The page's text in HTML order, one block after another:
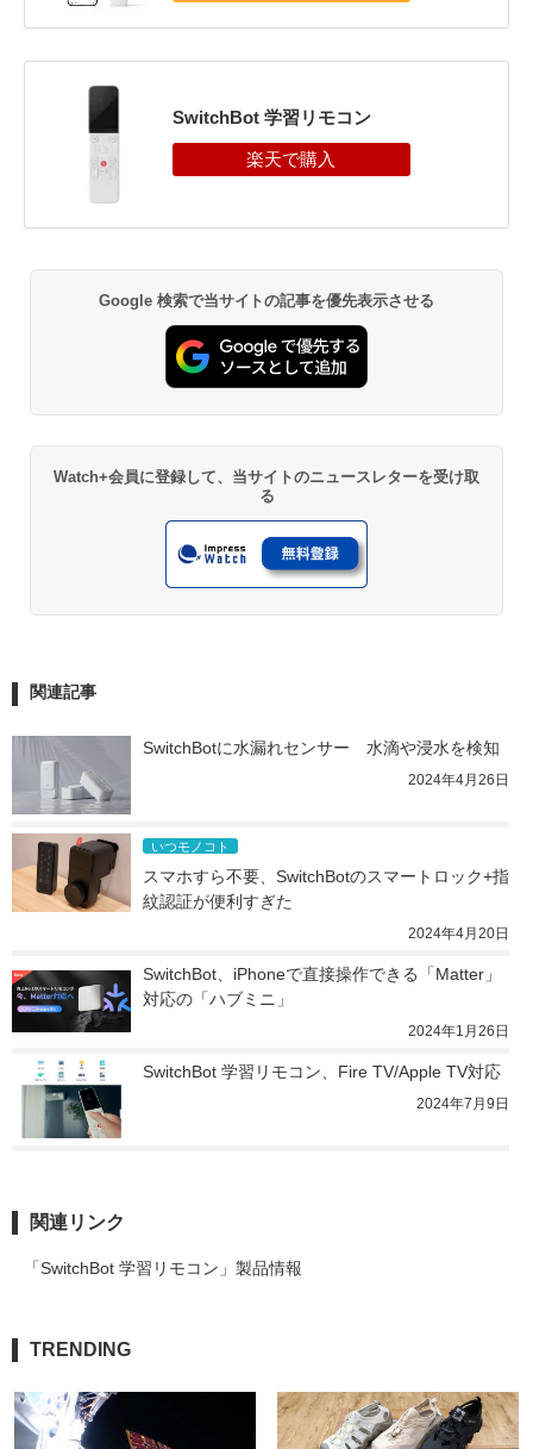
SwitchBot 学習リモコン
Google 検索で当サイトの記事を優先表示させる
Watch+会員に登録して、当サイトのニュースレターを受け取
る
関連記事
SwitchBotに水漏れセンサー　水滴や浸水を検知
2024年4月26日
いつモノコト
スマホすら不要、SwitchBotのスマートロック+指
紋認証が便利すぎた
2024年4月20日
SwitchBot、iPhoneで直接操作できる「Matter」
対応の「ハブミニ」
2024年1月26日
SwitchBot 学習リモコン、Fire TV/Apple TV対応
2024年7月9日
関連リンク
「SwitchBot 学習リモコン」製品情報
TRENDING